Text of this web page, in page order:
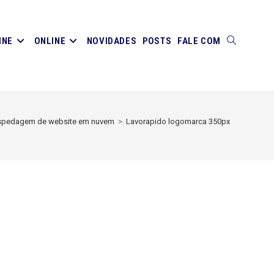
ONLINE NOVIDADES POSTS FALE COM ALTERNAR
de website em nuvem > Lavorapido logomarca 350px